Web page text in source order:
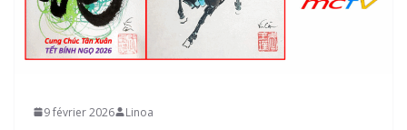
9 février 2026 Linoa